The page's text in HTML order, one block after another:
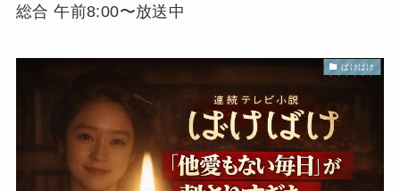
総合 午前8:00〜放送中
ばけばけ